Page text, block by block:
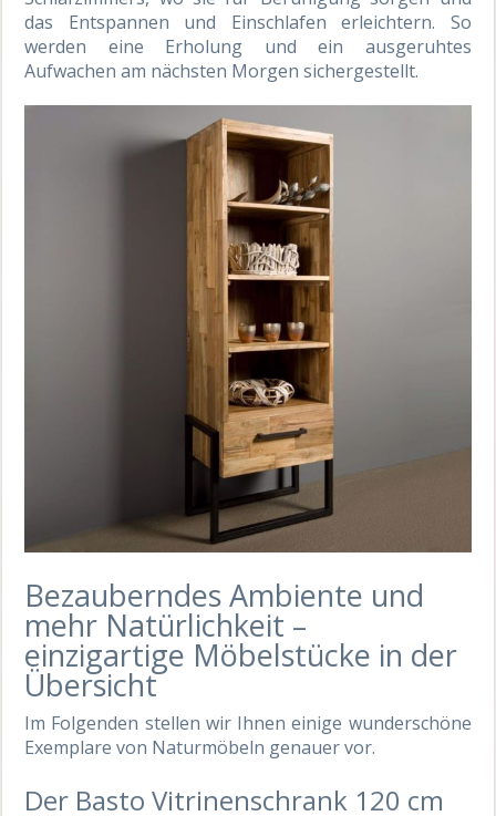
das Entspannen und Einschlafen erleichtern. So
werden eine Erholung und ein ausgeruhtes
Aufwachen am nächsten Morgen sichergestellt.
Bezauberndes Ambiente und
mehr Natürlichkeit –
einzigartige Möbelstücke in der
Übersicht
Im Folgenden stellen wir Ihnen einige wunderschöne
Exemplare von Naturmöbeln genauer vor.
Der Basto Vitrinenschrank 120 cm